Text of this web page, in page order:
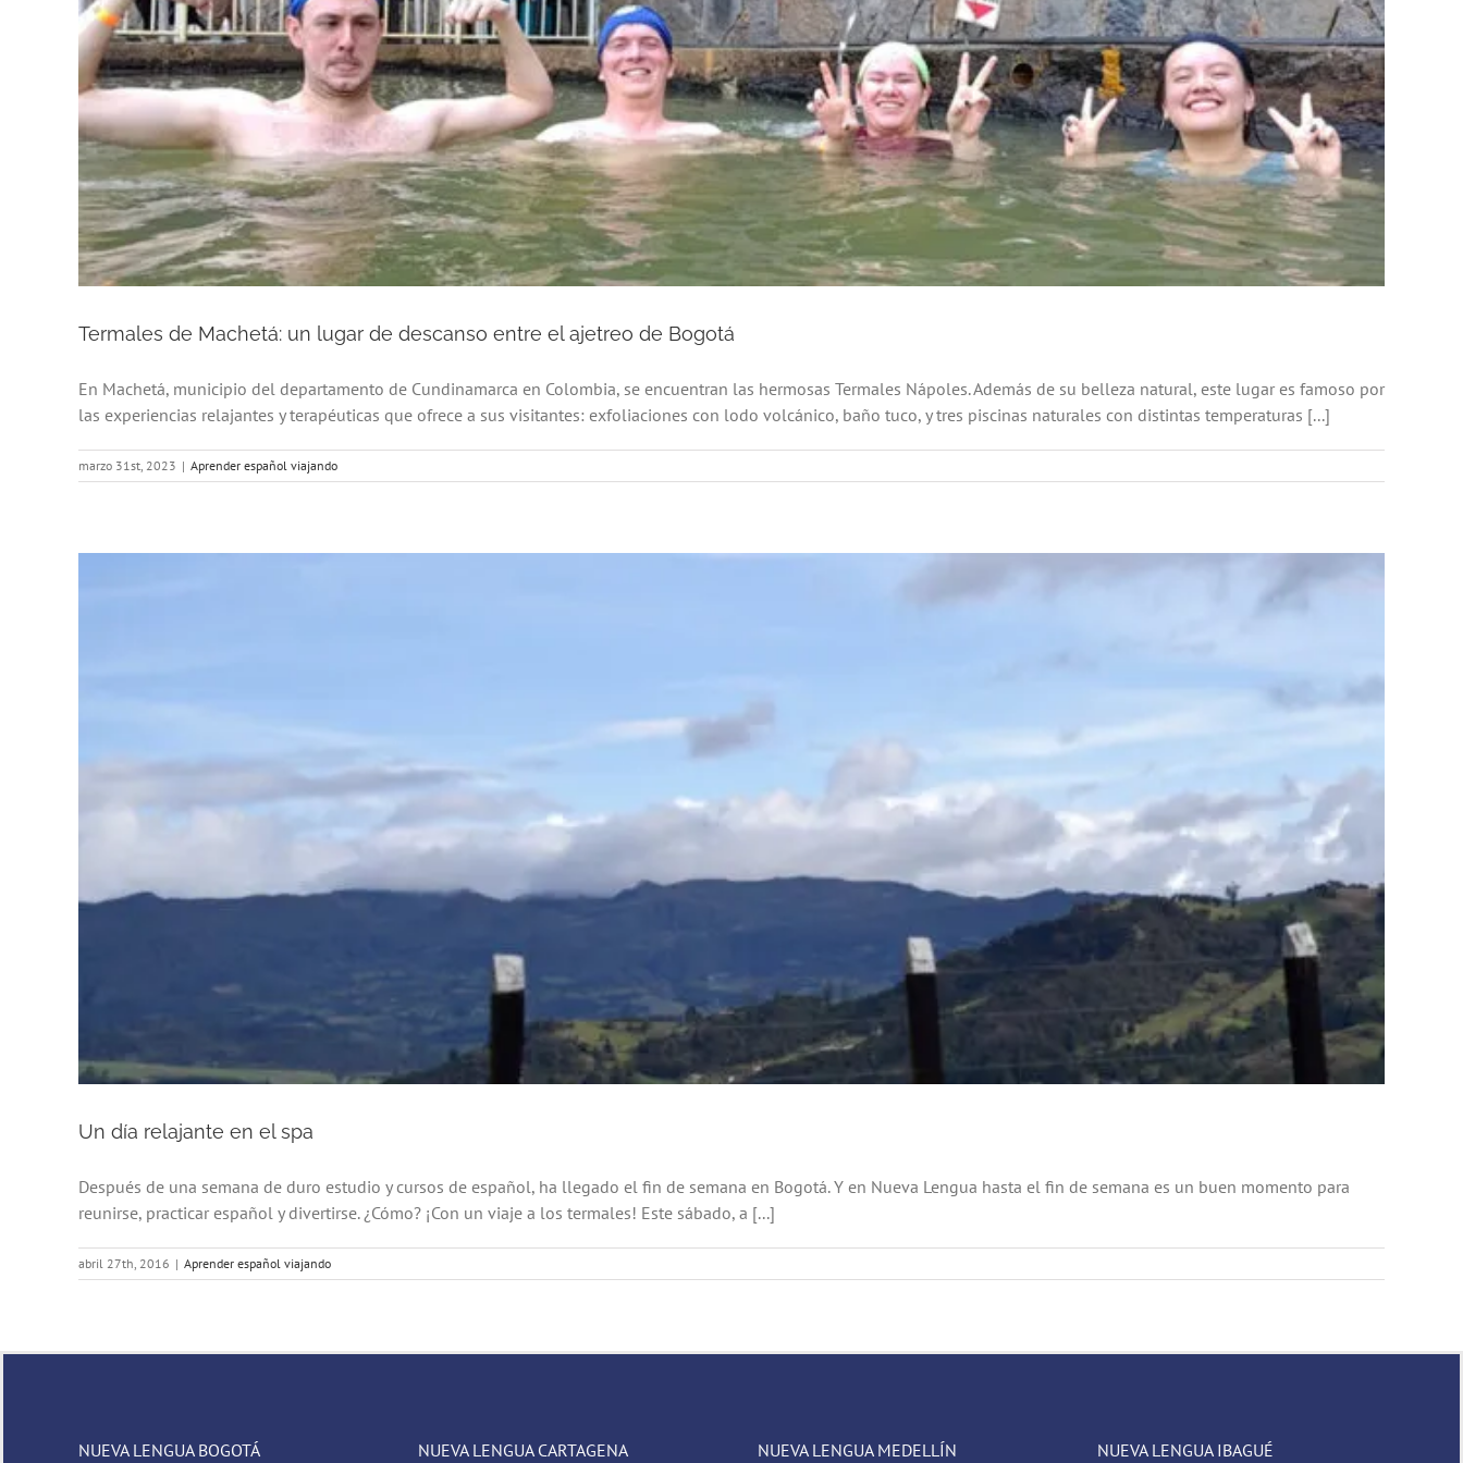
Termales de Machetá: un lugar de descanso entre el ajetreo de Bogotá
En Machetá, municipio del departamento de Cundinamarca en Colombia, se encuentran las hermosas Termales Nápoles. Además de su belleza natural, este lugar es famoso por
las experiencias relajantes y terapéuticas que ofrece a sus visitantes: exfoliaciones con lodo volcánico, baño tuco, y tres piscinas naturales con distintas temperaturas [...]
marzo 31st, 2023 | Aprender español viajando
Un día relajante en el spa
Después de una semana de duro estudio y cursos de español, ha llegado el fin de semana en Bogotá. Y en Nueva Lengua hasta el fin de semana es un buen momento para
reunirse, practicar español y divertirse. ¿Cómo? ¡Con un viaje a los termales! Este sábado, a [...]
abril 27th, 2016 | Aprender español viajando
NUEVA LENGUA BOGOTÁ NUEVA LENGUA CARTAGENA NUEVA LENGUA MEDELLÍN NUEVA LENGUA IBAGUÉ